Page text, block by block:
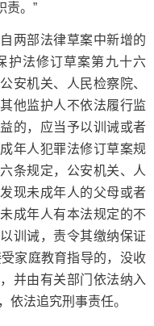
责。”
部法律草案中新增的
护法修订草案第九十六
安机关、人民检察院、
他监护人不依法履行监
的，应当予以训诫或者
年人犯罪法修订草案规
条规定，公安机关、人
现未成年人的父母或者
成年人有本法规定的不
训诫，责令其缴纳保证
家庭教育指导的，没收
并由有关部门依法纳入
依法追究刑事责任。